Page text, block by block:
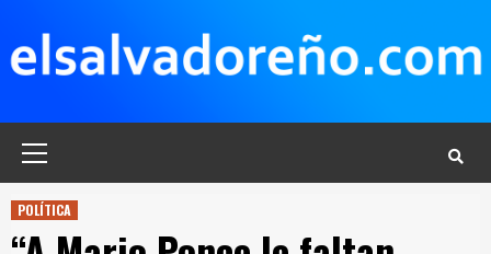
contenido
POLÍTICA